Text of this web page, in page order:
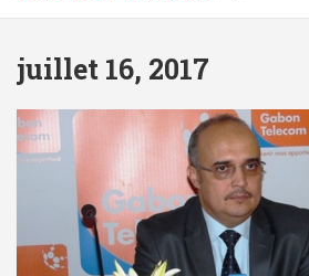
juillet 16, 2017